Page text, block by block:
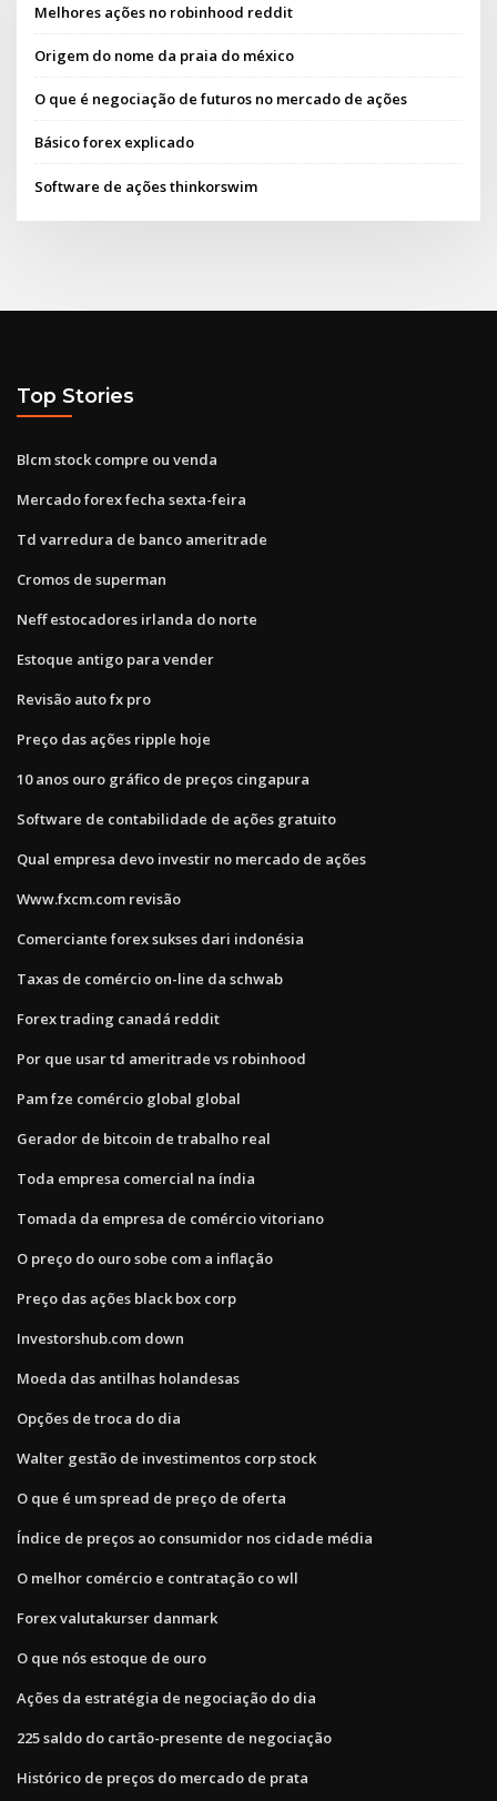
Melhores ações no robinhood reddit
Origem do nome da praia do méxico
O que é negociação de futuros no mercado de ações
Básico forex explicado
Software de ações thinkorswim
Top Stories
Blcm stock compre ou venda
Mercado forex fecha sexta-feira
Td varredura de banco ameritrade
Cromos de superman
Neff estocadores irlanda do norte
Estoque antigo para vender
Revisão auto fx pro
Preço das ações ripple hoje
10 anos ouro gráfico de preços cingapura
Software de contabilidade de ações gratuito
Qual empresa devo investir no mercado de ações
Www.fxcm.com revisão
Comerciante forex sukses dari indonésia
Taxas de comércio on-line da schwab
Forex trading canadá reddit
Por que usar td ameritrade vs robinhood
Pam fze comércio global global
Gerador de bitcoin de trabalho real
Toda empresa comercial na índia
Tomada da empresa de comércio vitoriano
O preço do ouro sobe com a inflação
Preço das ações black box corp
Investorshub.com down
Moeda das antilhas holandesas
Opções de troca do dia
Walter gestão de investimentos corp stock
O que é um spread de preço de oferta
Índice de preços ao consumidor nos cidade média
O melhor comércio e contratação co wll
Forex valutakurser danmark
O que nós estoque de ouro
Ações da estratégia de negociação do dia
225 saldo do cartão-presente de negociação
Histórico de preços do mercado de prata